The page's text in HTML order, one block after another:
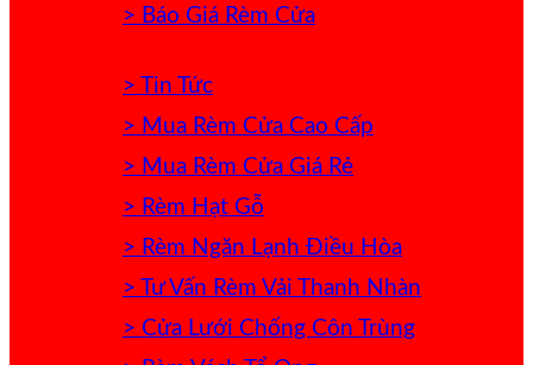
> Báo Giá Rèm Cửa
> Tin Tức
> Mua Rèm Cửa Cao Cấp
> Mua Rèm Cửa Giá Rẻ
> Rèm Hạt Gỗ
> Rèm Ngăn Lạnh Điều Hòa
> Tư Vấn Rèm Vải Thanh Nhàn
> Cửa Lưới Chống Côn Trùng